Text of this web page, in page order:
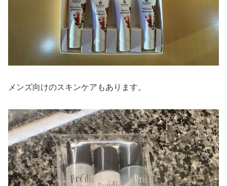
メンズ向けのスキンケアもあります。